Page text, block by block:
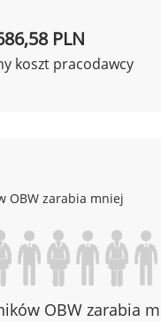
PLN
koszt pracodawcy
OBW zarabia mniej
OBW zarabia